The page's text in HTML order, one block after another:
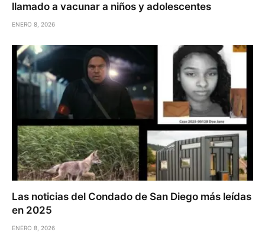
llamado a vacunar a niños y adolescentes
ENERO 8, 2026
Las noticias del Condado de San Diego más leídas
en 2025
ENERO 8, 2026